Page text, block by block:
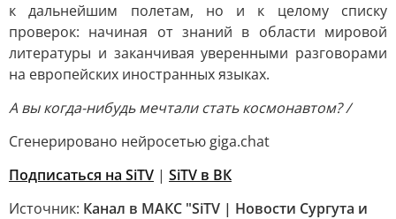
к дальнейшим полетам, но и к целому списку
проверок: начиная от знаний в области мировой
литературы и заканчивая уверенными разговорами
на европейских иностранных языках.
А вы когда-нибудь мечтали стать космонавтом? /
Сгенерировано нейросетью giga.chat
Подписаться на SiTV | SiTV в ВК
Источник: Канал в МАКС "SiTV | Новости Сургута и